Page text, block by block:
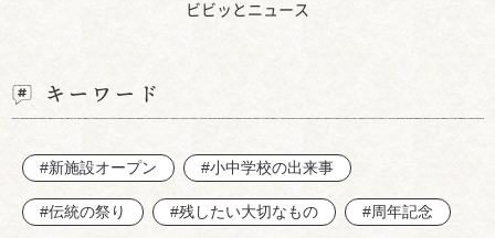
ビビッとニュース
キーワード
#新施設オープン #小中学校の出来事
#伝統の祭り #残したい大切なもの #周年記念